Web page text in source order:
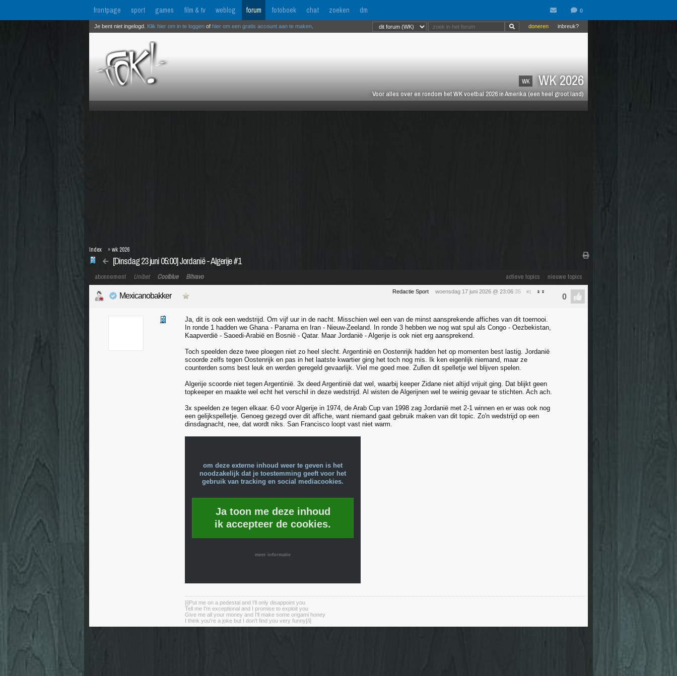
frontpage sport games film & tv weblog forum fotoboek chat zoeken dm
WK WK 2026
Voor alles over en rondom het WK voetbal 2026 in Amerika (een heel groot land)
inbreuk?
doneren
Je bent niet ingelogd. Klik hier om in te loggen of hier om een gratis account aan te maken
[Dinsdag 23 juni 05:00] Jordanië - Algerije #1
Index »wk 2026
actieve topics nieuwe topics
abonnement Unibet Coolblue Bitvavo
Redactie Sport woensdag 17 juni 2026 @ 23:06:35 #1
Mexicanobakker
Ja, dit is ook een wedstrijd. Om vijf uur in de nacht. Misschien wel een van de minst aansprekende affiches van dit toernooi.
In ronde 1 hadden we Ghana - Panama en Iran - Nieuw-Zeeland. In ronde 3 hebben we nog wat spul als Congo - Oezbekistan,
Kaapverdië - Saoedi-Arabië en Bosnië - Qatar. Maar Jordanië - Algerije is ook niet erg aansprekend.
Toch speelden deze twee ploegen niet zo heel slecht. Argentinië en Oostenrijk hadden het op momenten best lastig. Jordanië
scoorde zelfs tegen Oostenrijk en pas in het laatste kwartier ging het toch nog mis. Ik ken eigenlijk niemand, maar ze
counterden soms best leuk en werden geregeld gevaarlijk. Viel me goed mee. Zullen dit spelletje wel blijven spelen.
Algerije scoorde niet tegen Argentinië. 3x deed Argentinië dat wel, waarbij keeper Zidane niet altijd vrijuit ging. Dat blijkt geen
topkeeper en maakte wel echt het verschil in deze wedstrijd. Al wisten de Algerijnen wel te weinig gevaar te stichten. Ach ach.
3x speelden ze tegen elkaar. 6-0 voor Algerije in 1974, de Arab Cup van 1998 zag Jordanië met 2-1 winnen en er was ook nog
een gelijkspelletje. Genoeg gezegd over dit affiche, want niemand gaat gebruik maken van dit topic. Zo'n wedstrijd op een
dinsdagnacht, nee, dat wordt niks. San Francisco loopt vast niet warm.
om deze externe inhoud weer te geven is het
noodzakelijk dat je toestemming geeft voor het
gebruik van tracking en social mediacookies.
Ja toon me deze inhoud
ik accepteer de cookies.
meer informatie
[i]Put me on a pedestal and I'll only disappoint you
Tell me I'm exceptional and I promise to exploit you
Give me all your money and I'll make some origami honey
I think you're a joke but I don't find you very funny[/i]